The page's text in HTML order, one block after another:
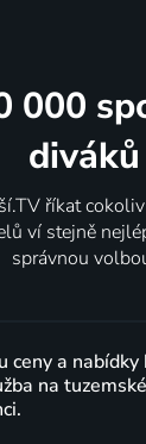
000
diváků
říkat
ví stejně
správnou
už
spokojeností.
a nemuset